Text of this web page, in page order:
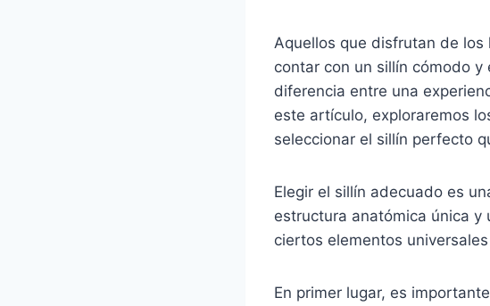
Aquellos que disfrutan de
contar con un sillín cómodo
diferencia entre una
este artículo, exploraremos
seleccionar el sillín perfecto
Elegir el sillín adecuado es
estructura anatómica única y
ciertos elementos
En primer lugar, es